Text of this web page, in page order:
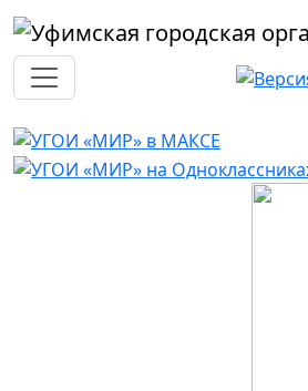
Перейти к основному содержанию